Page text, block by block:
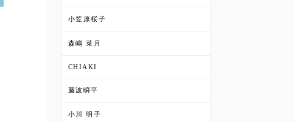
小笠原桜子
森嶋 菜月
CHIAKI
藤波瞬平
小川 明子